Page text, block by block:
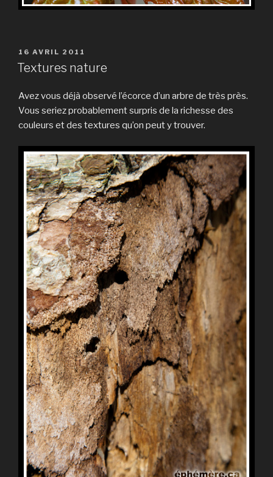
PUBLIÉ
LE
16 AVRIL 2011
Textures nature
Avez vous déjà observé l’écorce d’un arbre de très près.
Vous seriez probablement surpris de la richesse des
couleurs et des textures qu’on peut y trouver.